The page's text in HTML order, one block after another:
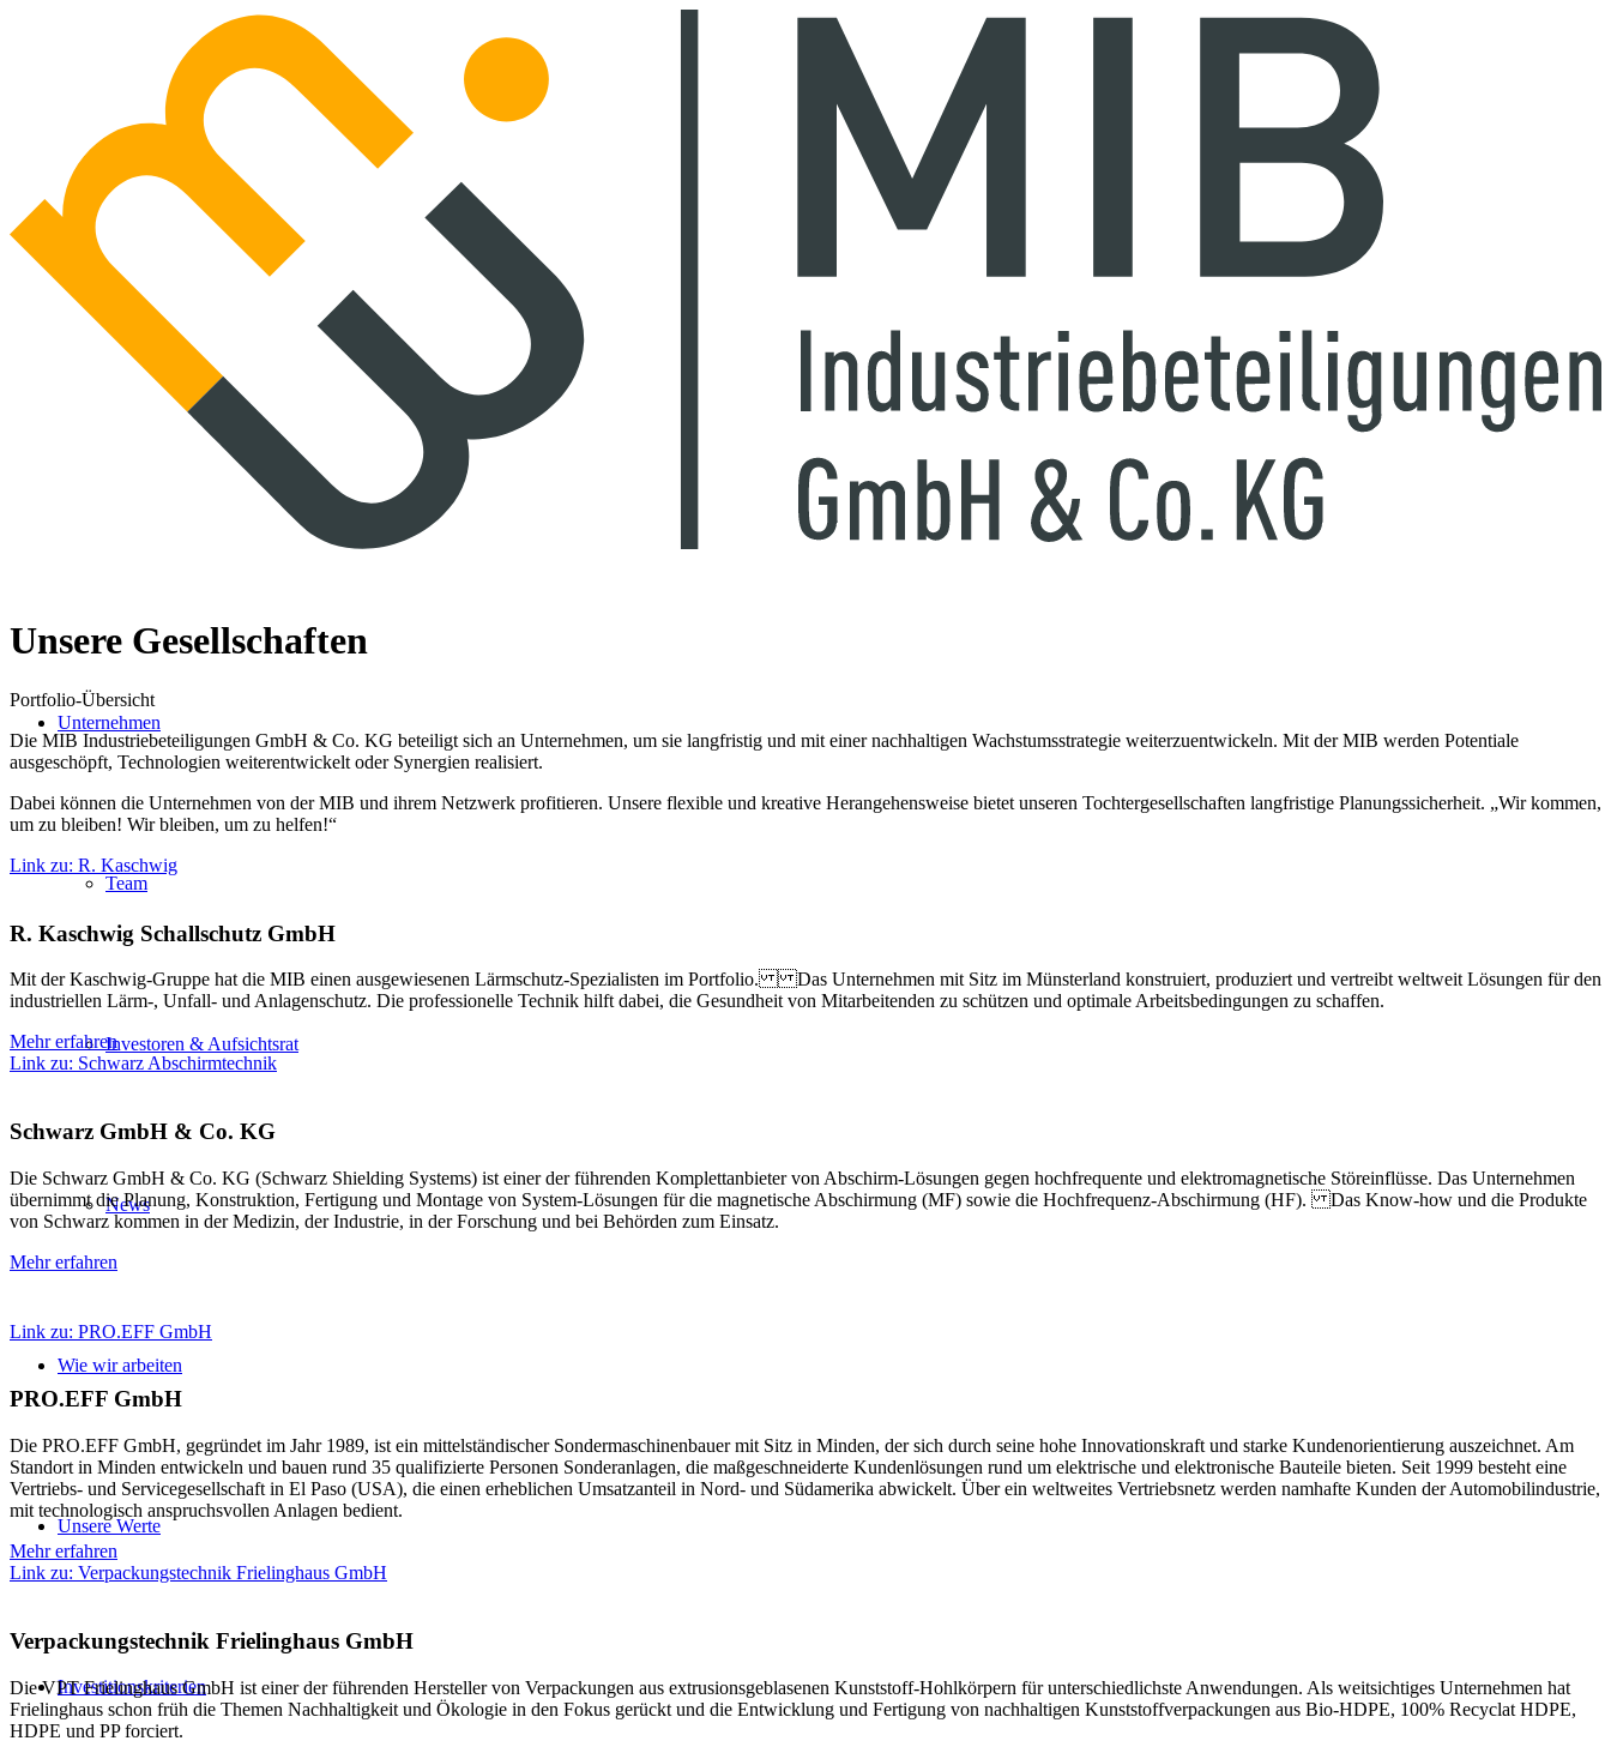
Unternehmen
Team
Investoren & Aufsichtsrat
News
Wie wir arbeiten
Unsere Werte
Investitionskriterien
Unsere Gesellschaften
Portfolio-Übersicht
Die MIB Industriebeteiligungen GmbH & Co. KG beteiligt sich an Unternehmen, um sie langfristig und mit einer nachhaltigen Wachstumsstrategie weiterzuentwickeln. Mit der MIB werden Potentiale
ausgeschöpft, Technologien weiterentwickelt oder Synergien realisiert.
Dabei können die Unternehmen von der MIB und ihrem Netzwerk profitieren. Unsere flexible und kreative Herangehensweise bietet unseren Tochtergesellschaften langfristige Planungssicherheit. „Wir kommen,
um zu bleiben! Wir bleiben, um zu helfen!“
Link zu: R. Kaschwig
R. Kaschwig Schallschutz GmbH
Mit der Kaschwig-Gruppe hat die MIB einen ausgewiesenen Lärmschutz-Spezialisten im Portfolio. Das Unternehmen mit Sitz im Münsterland konstruiert, produziert und vertreibt weltweit Lösungen für den
industriellen Lärm-, Unfall- und Anlagenschutz. Die professionelle Technik hilft dabei, die Gesundheit von Mitarbeitenden zu schützen und optimale Arbeitsbedingungen zu schaffen.
Mehr erfahren
Link zu: Schwarz Abschirmtechnik
Schwarz GmbH & Co. KG
Die Schwarz GmbH & Co. KG (Schwarz Shielding Systems) ist einer der führenden Komplettanbieter von Abschirm-Lösungen gegen hochfrequente und elektromagnetische Störeinflüsse. Das Unternehmen
übernimmt die Planung, Konstruktion, Fertigung und Montage von System-Lösungen für die magnetische Abschirmung (MF) sowie die Hochfrequenz-Abschirmung (HF). Das Know-how und die Produkte
von Schwarz kommen in der Medizin, der Industrie, in der Forschung und bei Behörden zum Einsatz.
Mehr erfahren
Link zu: PRO.EFF GmbH
PRO.EFF GmbH
Die PRO.EFF GmbH, gegründet im Jahr 1989, ist ein mittelständischer Sondermaschinenbauer mit Sitz in Minden, der sich durch seine hohe Innovationskraft und starke Kundenorientierung auszeichnet. Am
Standort in Minden entwickeln und bauen rund 35 qualifizierte Personen Sonderanlagen, die maßgeschneiderte Kundenlösungen rund um elektrische und elektronische Bauteile bieten. Seit 1999 besteht eine
Vertriebs- und Servicegesellschaft in El Paso (USA), die einen erheblichen Umsatzanteil in Nord- und Südamerika abwickelt. Über ein weltweites Vertriebsnetz werden namhafte Kunden der Automobilindustrie,
mit technologisch anspruchsvollen Anlagen bedient.
Mehr erfahren
Link zu: Verpackungstechnik Frielinghaus GmbH
Verpackungstechnik Frielinghaus GmbH
Die VPT Frielinghaus GmbH ist einer der führenden Hersteller von Verpackungen aus extrusionsgeblasenen Kunststoff-Hohlkörpern für unterschiedlichste Anwendungen. Als weitsichtiges Unternehmen hat
Frielinghaus schon früh die Themen Nachhaltigkeit und Ökologie in den Fokus gerückt und die Entwicklung und Fertigung von nachhaltigen Kunststoffverpackungen aus Bio-HDPE, 100% Recyclat HDPE,
HDPE und PP forciert.